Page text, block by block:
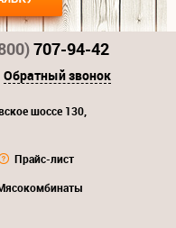
шоссе 130,
Прайс-лист
707-94-42
Обратный звонок